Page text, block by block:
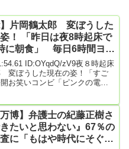
】片岡鶴太郎 変ぼうした
！ 「昨日は夜8時起床で
に朝食」 毎日6時間ヨ
1食の生活
ID:OYqdQ/zV9夜８時起床
変ぼうした現在の姿！「すご
お笑いコンビ「ピンクの電
んにお会いしました。とって
影の現場でタレント・片岡鶴
は顔...
万博】弁護士の紀藤正樹さ
たいと思わない』67％の
に「もはや時代にそぐわ